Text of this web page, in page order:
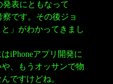
発表にともなって
です。その後ジョ
」がわかってきまし
iPhoneアプリ開発に
、もうオッサンで物
ですけどね。